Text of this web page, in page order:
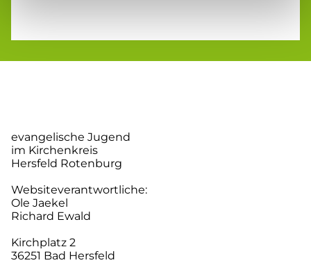
evangelische Jugend
im Kirchenkreis
Hersfeld Rotenburg
Websiteverantwortliche:
Ole Jaekel
Richard Ewald
Kirchplatz 2
36251 Bad Hersfeld